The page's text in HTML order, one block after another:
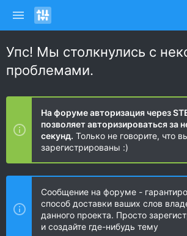
Упс! Мы столкнулись с
проблемами.
На форуме авторизация через
позволяет авторизироваться за
секунд. Только не говорите, что
зарегистрированы :)
Сообщение на форуме -
способ доставки ваших слов
данного проекта. Просто
и создайте где-нибудь тему